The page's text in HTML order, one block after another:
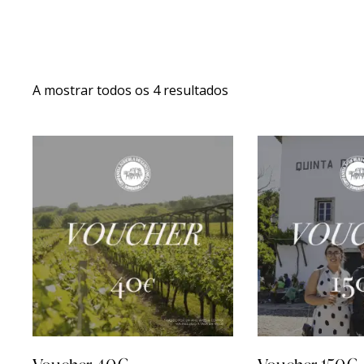
A mostrar todos os 4 resultados